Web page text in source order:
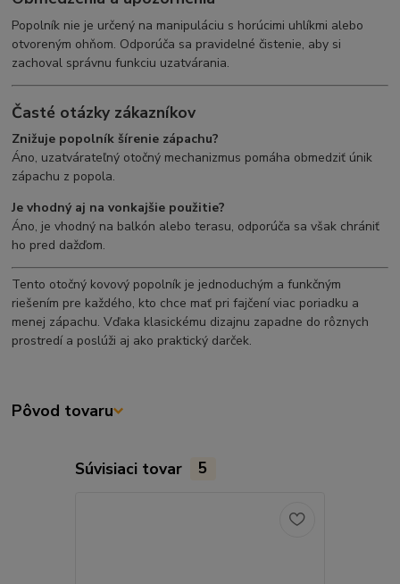
Popolník nie je určený na manipuláciu s horúcimi uhlíkmi alebo
otvoreným ohňom. Odporúča sa pravidelné čistenie, aby si
zachoval správnu funkciu uzatvárania.
Časté otázky zákazníkov
Znižuje popolník šírenie zápachu?
Áno, uzatvárateľný otočný mechanizmus pomáha obmedziť únik
zápachu z popola.
Je vhodný aj na vonkajšie použitie?
Áno, je vhodný na balkón alebo terasu, odporúča sa však chrániť
ho pred dažďom.
Tento otočný kovový popolník je jednoduchým a funkčným
riešením pre každého, kto chce mať pri fajčení viac poriadku a
menej zápachu. Vďaka klasickému dizajnu zapadne do rôznych
prostredí a poslúži aj ako praktický darček.
Pôvod tovaru
Súvisiaci tovar 5